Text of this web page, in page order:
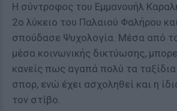
Η σύντροφος του Εμμανουήλ
2ο λύκειο του Παλαιού Φαλήρου
σπούδασε Ψυχολογία. Μέσα από
μέσα κοινωνικής δικτύωσης,
κανείς πως αγαπά πολύ τα
σπορ, ενώ έχει ασχοληθεί και η
τον στίβο.